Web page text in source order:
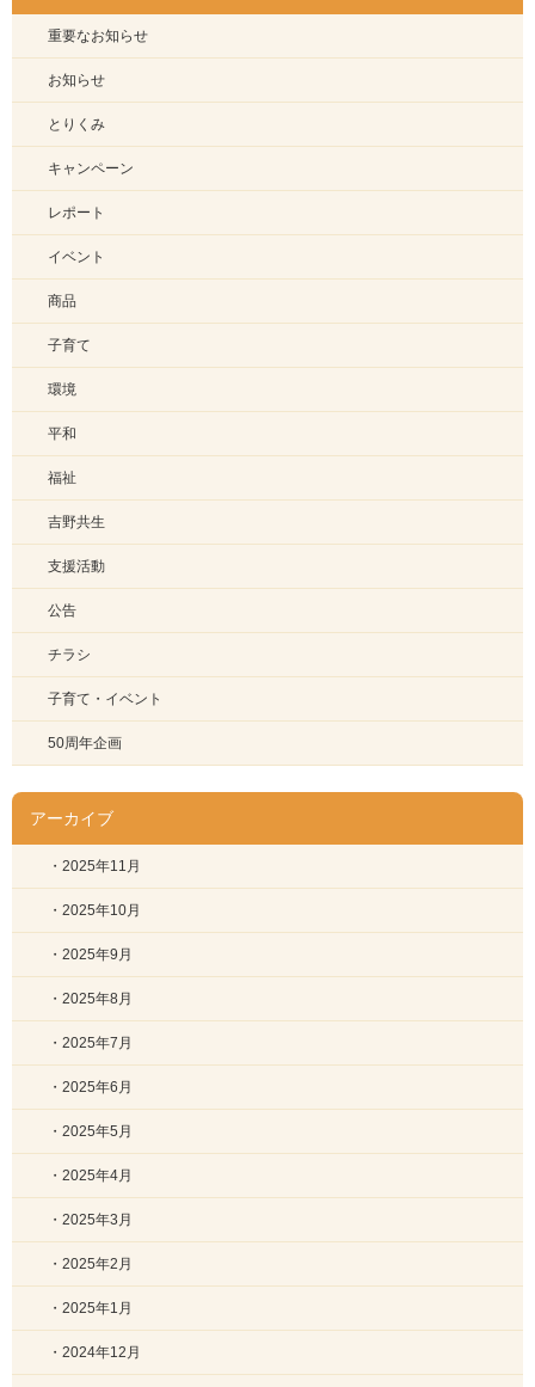
重要なお知らせ
お知らせ
とりくみ
キャンペーン
レポート
イベント
商品
子育て
環境
平和
福祉
吉野共生
支援活動
公告
チラシ
子育て・イベント
50周年企画
アーカイブ
・2025年11月
・2025年10月
・2025年9月
・2025年8月
・2025年7月
・2025年6月
・2025年5月
・2025年4月
・2025年3月
・2025年2月
・2025年1月
・2024年12月